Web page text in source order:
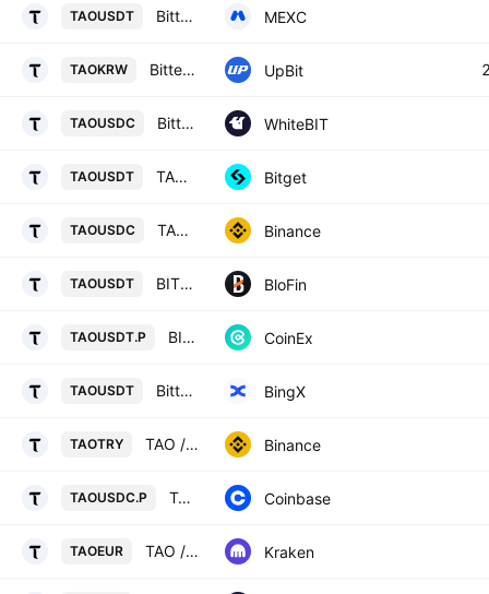
TAOUSDT Bittensor / USDT MEXC
TAOKRW Bittensor / KRW UpBit
TAOUSDC Bittensor / USD Coin WhiteBIT
TAOUSDT TAOUSDT SPOT Bitget
TAOUSDC TAO / USD Coin Binance
TAOUSDT BITTENSOR/USD TETHER BloFin
TAOUSDT.P BITTENSOR / TETHER PERPETUAL CONTRACT CoinEx
TAOUSDT Bittensor/USD Tether Spot BingX
TAOTRY TAO / Turkish Lira Binance
TAOUSDC.P TAO / USDC PERPETUAL CONTRACT Coinbase
TAOEUR TAO / Euro Kraken